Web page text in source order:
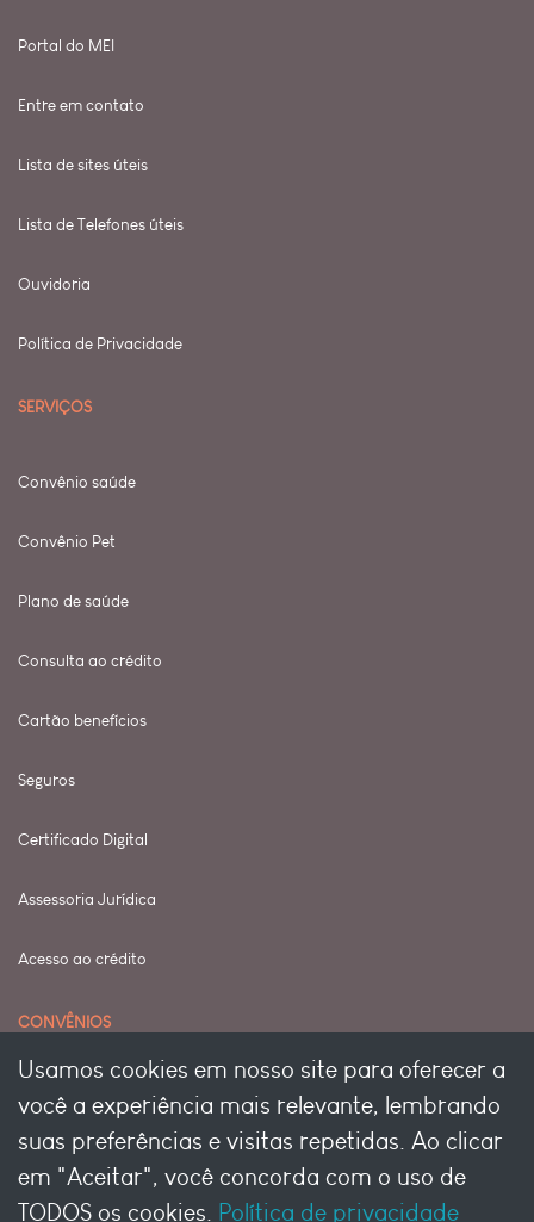
Portal do MEI
Entre em contato
Lista de sites úteis
Lista de Telefones úteis
Ouvidoria
Política de Privacidade
SERVIÇOS
Convênio saúde
Convênio Pet
Plano de saúde
Consulta ao crédito
Cartão benefícios
Seguros
Certificado Digital
Assessoria Jurídica
Acesso ao crédito
CONVÊNIOS
Seja um conveniado
Seja um conveniado Pet
Usamos cookies em nosso site para oferecer a
você a experiência mais relevante, lembrando
suas preferências e visitas repetidas. Ao clicar
em "Aceitar", você concorda com o uso de
TODOS os cookies. Política de privacidade